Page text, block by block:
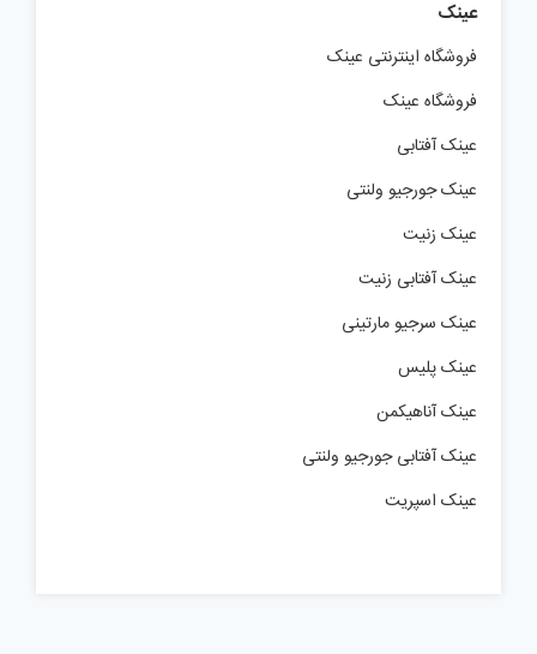
عینک
فروشگاه اینترنتی عینک
فروشگاه عینک
عینک آفتابی
عینک جورجیو ولنتی
عینک زنیت
عینک آفتابی زنیت
عینک سرجیو مارتینی
عینک پلیس
عینک آناهیکمن
عینک آفتابی جورجیو ولنتی
عینک اسپریت